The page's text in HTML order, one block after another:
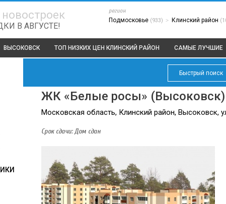
новостроек
В АВГУСТЕ!
регион
Подмосковье (933) > Клинский район
ВЫСОКОВСК ТОП НИЗКИХ ЦЕН КЛИНСКИЙ РАЙОН САМЫЕ ЛУЧШИЕ
Быстрый поиск
ЖК «Белые росы» (Высоковск)
Московская область, Клинский район, Высоковск,
Срок сдачи: Дом сдан